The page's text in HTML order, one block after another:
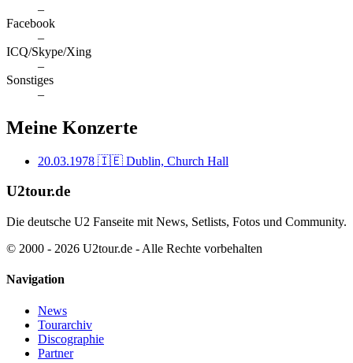
–
Facebook
–
ICQ/Skype/Xing
–
Sonstiges
–
Meine Konzerte
20.03.1978 🇮🇪 Dublin, Church Hall
U2tour.de
Die deutsche U2 Fanseite mit News, Setlists, Fotos und Community.
© 2000 - 2026 U2tour.de - Alle Rechte vorbehalten
Navigation
News
Tourarchiv
Discographie
Partner